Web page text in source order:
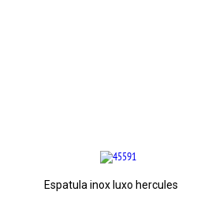
Espatula inox luxo hercules